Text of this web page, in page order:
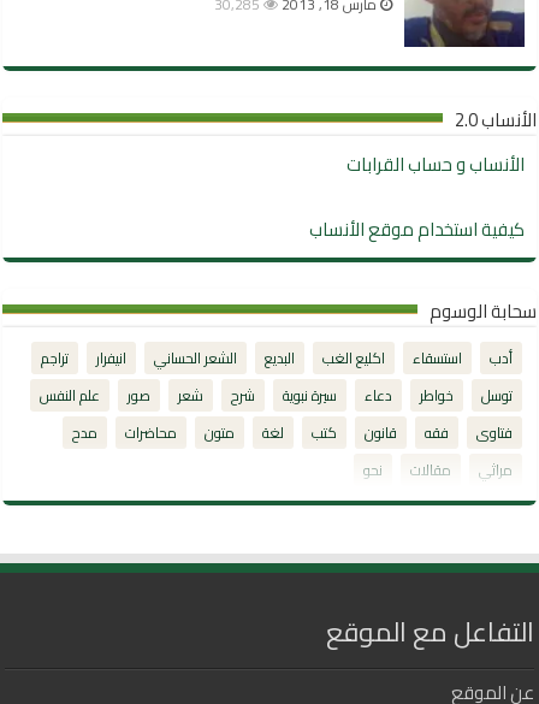
الأنساب 2.0
الأنساب و حساب القرابات
كيفية استخدام موقع الأنساب
سحابة الوسوم
أدب استسقاء اكليع الغب البديع الشعر الحساني انيفرار
تراجم
توسل
خواطر دعاء سيرة نبوية شرح شعر صور
علم النفس
فتاوى
فقه قانون كتب لغة متون محاضرات
مدح
مراثي
مقالات نحو
التفاعل مع الموقع
عن الموقع